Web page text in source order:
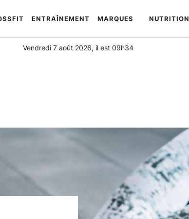
ENTRAÎNEMENT MARQUES NUTRITION
atakanau.blogspot.com/2021/01/automatic-
Vendredi 7 août 2026, il est 09h34